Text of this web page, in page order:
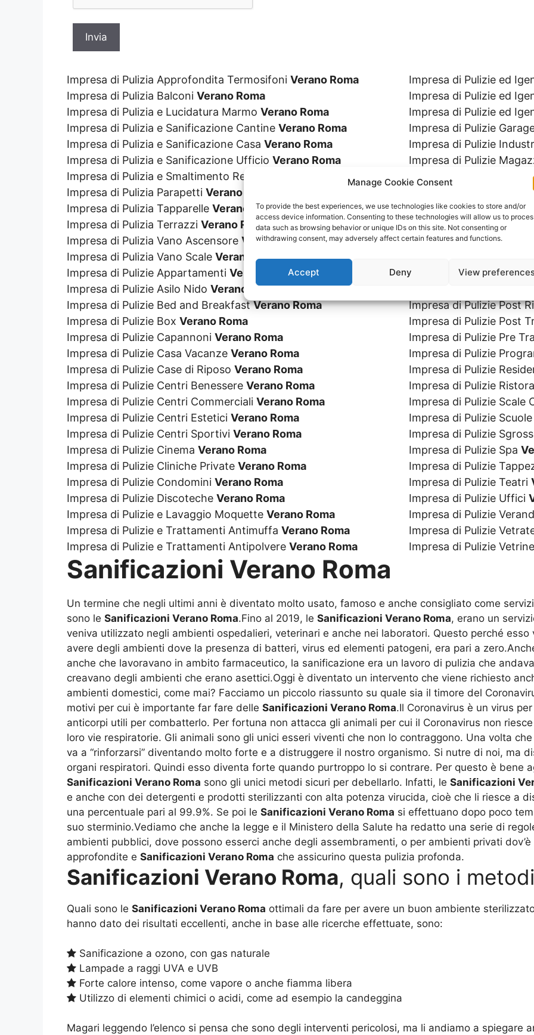
Manage Cookie Consent
To provide the best experiences, we use technologies like cookies to store and/or
access device information. Consenting to these technologies will allow us to
data such as browsing behavior or unique IDs on this site. Not consenting or
withdrawing consent, may adversely affect certain features and functions.
Accept Deny View
Impresa di Pulizia Approfondita Termosifoni Verano Roma
Impresa di Pulizia Balconi Verano Roma
Impresa di Pulizia e Lucidatura Marmo Verano Roma
Impresa di Pulizia e Sanificazione Cantine Verano Roma
Impresa di Pulizia e Sanificazione Casa Verano Roma
Impresa di Pulizia e Sanificazione Ufficio Verano Roma
Impresa di Pulizia e Smaltimento Resti Alimentari
Verano Roma
Impresa di Pulizia Parapetti Verano Roma
Impresa di Pulizia Tapparelle Verano Roma
Impresa di Pulizia Terrazzi Verano Roma
Impresa di Pulizia Vano Ascensore Verano Roma
Impresa di Pulizia Vano Scale Verano Roma
Impresa di Pulizie Appartamenti Verano Roma
Impresa di Pulizie Asilo Nido Verano Roma
Impresa di Pulizie Bed and BreakfastVerano Roma
Impresa di Pulizie Box Verano Roma
Impresa di Pulizie Capannoni Verano Roma
Impresa di Pulizie Casa Vacanze Verano Roma
Impresa di Pulizie Case di Riposo Verano Roma
Impresa di Pulizie Centri Benessere Verano Roma
Impresa di Pulizie Centri Commerciali Verano Roma
Impresa di Pulizie Centri Estetici Verano Roma
Impresa di Pulizie Centri Sportivi Verano Roma
Impresa di Pulizie Cinema Verano Roma
Impresa di Pulizie Cliniche Private Verano Roma
Impresa di Pulizie Condomini Verano Roma
Impresa di Pulizie Discoteche Verano Roma
Impresa di Pulizie e Lavaggio Moquette Verano Roma
Impresa di Pulizie e Trattamenti Antimuffa Verano Roma
Impresa di Pulizie e Trattamenti Antipolvere Verano Roma
Impresa di Pulizie ed
Impresa di Pulizie ed
Impresa di Pulizie ed
Impresa di Pulizie
Impresa di Pulizie
Impresa di Pulizie
Impresa di Pulizie
Impresa di Pulizie
Impresa di Pulizie
Impresa di Pulizie
Impresa di Pulizie
Impresa di Pulizie
Impresa di Pulizie Post
Impresa di Pulizie Post
Impresa di Pulizie Pre
Impresa di Pulizie
Impresa di Pulizie
Impresa di Pulizie
Impresa di Pulizie Scale
Impresa di Pulizie
Impresa di Pulizie
Impresa di Pulizie Spa
Impresa di Pulizie
Impresa di Pulizie Teatri
Impresa di Pulizie Uffici
Impresa di Pulizie
Impresa di Pulizie
Impresa di Pulizie
Sanificazioni Verano Roma
Un termine che negli ultimi anni è diventato molto usato, famoso e anche consigliato come
sono le Sanificazioni Verano Roma.Fino al 2019, le Sanificazioni Verano Roma, erano un
veniva utilizzato negli ambienti ospedalieri, veterinari e anche nei laboratori. Questo perché
avere degli ambienti dove la presenza di batteri, virus ed elementi patogeni, era pari a
anche che lavoravano in ambito farmaceutico, la sanificazione era un lavoro di pulizia che
creavano degli ambienti che erano asettici.Oggi è diventato un intervento che viene richiesto
ambienti domestici, come mai? Facciamo un piccolo riassunto su quale sia il timore del
motivi per cui è importante far fare delle Sanificazioni Verano Roma.Il Coronavirus è un virus
anticorpi utili per combatterlo. Per fortuna non attacca gli animali per cui il Coronavirus non
loro vie respiratorie. Gli animali sono gli unici esseri viventi che non lo contraggono. Una volta
va a “rinforzarsi” diventando molto forte e a distruggere il nostro organismo. Si nutre di noi, ma
organi respiratori. Quindi esso diventa forte quando purtroppo lo si contrare. Per questo è bene
Sanificazioni Verano Roma sono gli unici metodi sicuri per debellarlo. Infatti, le Sanificazioni
e anche con dei detergenti e prodotti sterilizzanti con alta potenza virucida, cioè che li riesce a
una percentuale pari al 99.9%. Se poi le Sanificazioni Verano Roma si effettuano dopo poco
suo sterminio.Vediamo che anche la legge e il Ministero della Salute ha redatto una serie di
ambienti pubblici, dove possono esserci anche degli assembramenti, o per ambienti privati
approfondite e Sanificazioni Verano Roma che assicurino questa pulizia profonda.
Sanificazioni Verano Roma, quali sono i
Quali sono le Sanificazioni Verano Roma ottimali da fare per avere un buon ambiente
hanno dato dei risultati eccellenti, anche in base alle ricerche effettuate, sono:
Sanificazione a ozono, con gas naturale
Lampade a raggi UVA e UVB
Forte calore intenso, come vapore o anche fiamma libera
Utilizzo di elementi chimici o acidi, come ad esempio la candeggina
Magari leggendo l’elenco si pensa che sono degli interventi pericolosi, ma li andiamo a spiegare